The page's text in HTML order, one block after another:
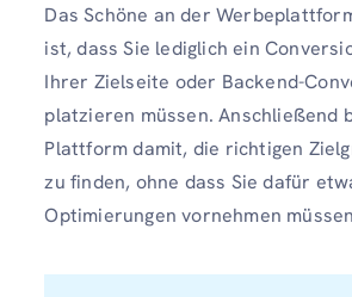
Das Schöne an der
ist, dass Sie lediglich ein
Ihrer Zielseite oder Backend-
platzieren müssen. Anschließend
Plattform damit, die richtigen
zu finden, ohne dass Sie dafür
Optimierungen vornehmen